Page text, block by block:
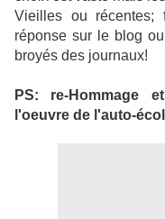
Vieilles ou récentes;
réponse sur le blog
broyés des journaux!
PS: re-Hommage
l'oeuvre de l'auto-